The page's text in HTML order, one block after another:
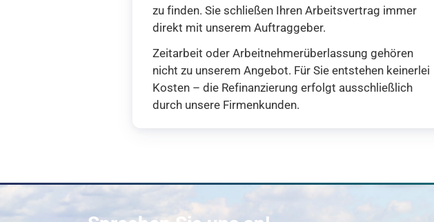
zu finden. Sie schließen Ihren Arbeitsvertrag immer
direkt mit unserem Auftraggeber.
Zeitarbeit oder Arbeitnehmerüberlassung gehören
nicht zu unserem Angebot. Für Sie entstehen keinerlei
Kosten – die Refinanzierung erfolgt ausschließlich
durch unsere Firmenkunden.